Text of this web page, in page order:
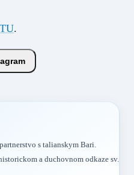
TU.
s talianskym Bari.
a duchovnom odkaze sv.